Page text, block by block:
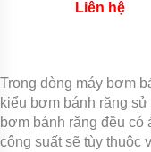
Kiểu
dáng
bơm
hóa
Liên hệ
Trong dòng máy bơm
kiểu bơm bánh răng
bơm bánh răng đều
công suất sẽ tùy thuộc